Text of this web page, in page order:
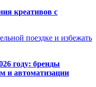
креативов с
поездке и избежать
году: бренды
и автоматизации